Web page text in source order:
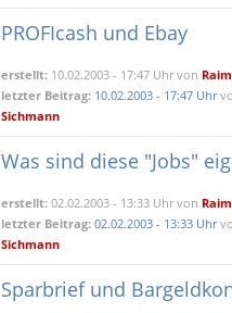
PROFIcash und Ebay
erstellt: 10.02.2003 - 17:47 Uhr von
letzter Beitrag: 10.02.2003 - 17:47 Uhr
Sichmann
Was sind diese "Jobs"
erstellt: 02.02.2003 - 13:33 Uhr von
letzter Beitrag: 02.02.2003 - 13:33 Uhr
Sichmann
Sparbrief und